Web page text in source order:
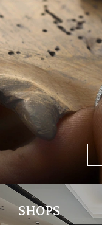
SHOPS